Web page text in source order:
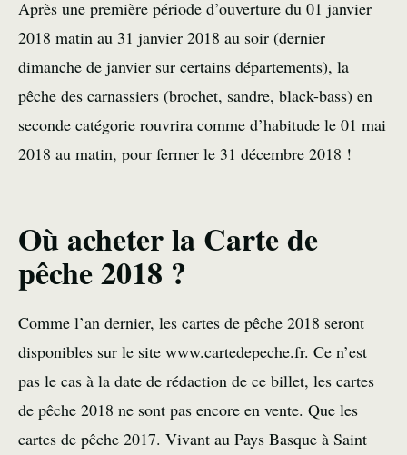
Après une première période d’ouverture du 01 janvier
2018 matin au 31 janvier 2018 au soir (dernier
dimanche de janvier sur certains départements), la
pêche des carnassiers (brochet, sandre, black-bass) en
seconde catégorie rouvrira comme d’habitude le 01 mai
2018 au matin, pour fermer le 31 décembre 2018 !
Où acheter la Carte de
pêche 2018 ?
Comme l’an dernier, les cartes de pêche 2018 seront
disponibles sur le site www.cartedepeche.fr. Ce n’est
pas le cas à la date de rédaction de ce billet, les cartes
de pêche 2018 ne sont pas encore en vente. Que les
cartes de pêche 2017. Vivant au Pays Basque à Saint